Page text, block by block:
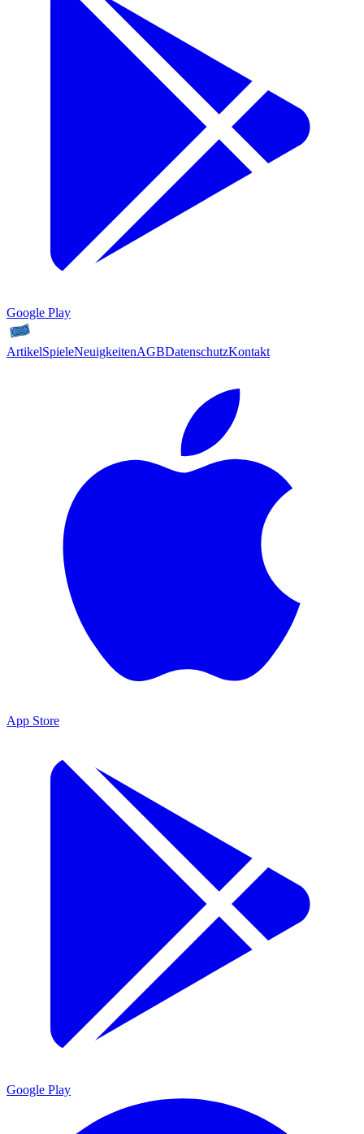
Google Play
ArtikelSpieleNeuigkeitenAGBDatenschutzKontakt
App Store
Google Play